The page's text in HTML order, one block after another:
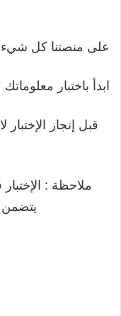
على منصتنا كل شيء
ابدأ باختبار
قبل إنجاز
ملاحظة :
يتضمن